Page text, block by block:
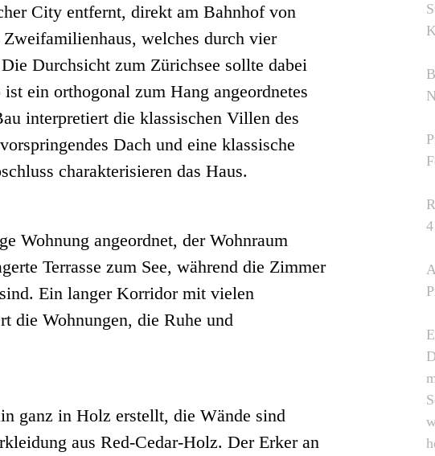
City entfernt, direkt am Bahnhof von
welches durch vier
Durchsicht zum Zürichsee sollte dabei
ein orthogonal zum Hang angeordnetes
interpretiert die klassischen Villen des
Dach und eine klassische
charakterisieren das Haus.
Wohnung angeordnet, der Wohnraum
Terrasse zum See, während die Zimmer
Ein langer Korridor mit vielen
die Wohnungen, die Ruhe und
ganz in Holz erstellt, die Wände sind
aus Red-Cedar-Holz. Der Erker an